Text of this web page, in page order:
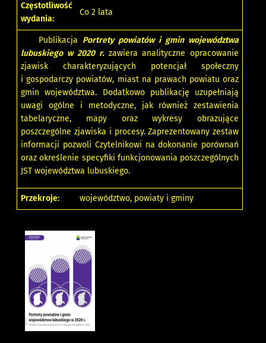
Częstotliwość
wydania:
Co 2 lata
Publikacja Portrety powiatów i gmin województwa
lubuskiego w 2020 r.zawiera analityczne opracowanie
zjawisk charakteryzujących potencjał społeczny
i gospodarczy powiatów, miast na prawach powiatu oraz
gmin województwa. Dodatkowo publikację uzupełniają
uwagi ogólne i metodyczne, jak również zestawienia
tabelaryczne, mapy oraz wykresy obrazujące
poszczególne zjawiska i procesy. Zaprezentowany zestaw
informacji pozwoli Czytelnikowi na dokonanie porównań
oraz określenie specyfiki funkcjonowania poszczególnych
JST województwa lubuskiego.
Przekroje: województwo, powiaty i gminy